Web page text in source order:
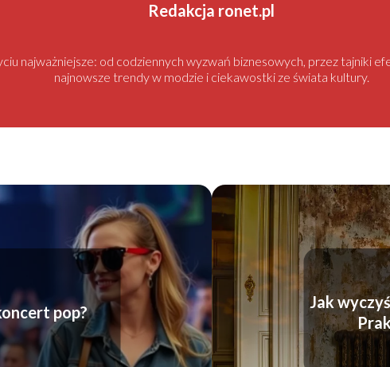
Redakcja ronet.pl
najważniejsze: od codziennych wyzwań biznesowych, przez tajniki
najnowsze trendy w modzie i ciekawostki ze świata kultury.
pop?
Jak